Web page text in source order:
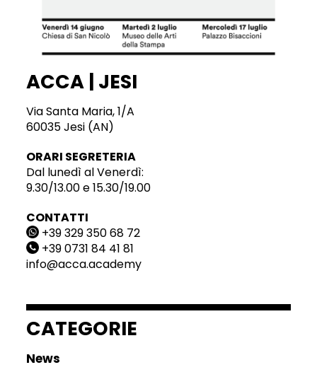
ACCA | JESI
Via Santa Maria, 1/A
60035 Jesi (AN)
ORARI SEGRETERIA
Dal lunedì al Venerdì:
9.30/13.00 e 15.30/19.00
CONTATTI
+39 329 350 68 72
+39 0731 84 41 81
info@acca.academy
CATEGORIE
News